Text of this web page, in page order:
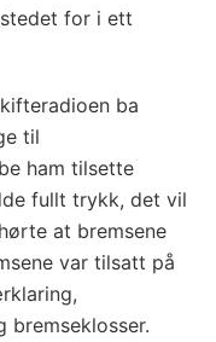
for i ett
ba
til
ham tilsette
fullt trykk, det vil
at bremsene
var tilsatt på
bremseklosser.